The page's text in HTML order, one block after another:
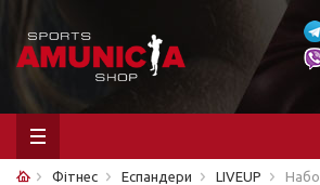
Фітнес Еспандери LIVEUP